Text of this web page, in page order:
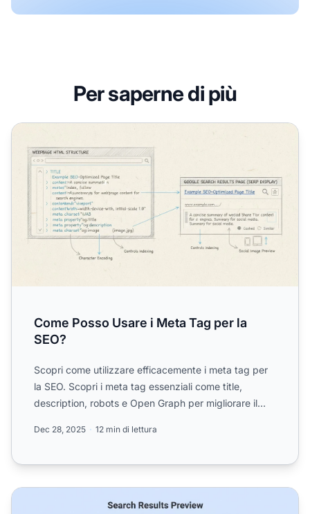
Per saperne di più
Come Posso Usare i Meta Tag per la SEO?
Come Posso Usare i Meta Tag per la
SEO?
Scopri come utilizzare efficacemente i meta tag per
la SEO. Scopri i meta tag essenziali come title,
description, robots e Open Graph per migliorare il
Dec 28, 2025 12 min di lettura
Perché i Meta Tag Sono Importanti per il Marketing di